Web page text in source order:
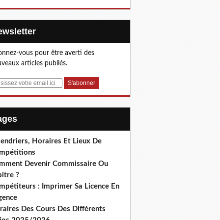
vous pour être averti des
articles publiés.
Horaires Et Lieux De
Devenir Commissaire Ou
?
: Imprimer Sa Licence En
Des Cours Des Différents